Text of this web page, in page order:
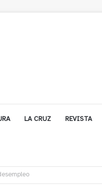
LA CRUZ REVISTA
de Limache